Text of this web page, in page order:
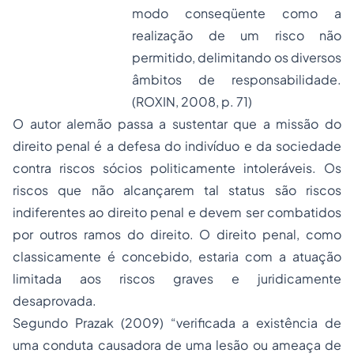
modo conseqüente como a
realização de um risco não
permitido, delimitando os diversos
âmbitos de responsabilidade.
(ROXIN, 2008, p. 71)
O autor alemão passa a sustentar que a missão do
direito penal é a defesa do indivíduo e da sociedade
contra riscos sócios politicamente intoleráveis. Os
riscos que não alcançarem tal status são riscos
indiferentes ao direito penal e devem ser combatidos
por outros ramos do direito. O direito penal, como
classicamente é concebido, estaria com a atuação
limitada aos riscos graves e juridicamente
desaprovada.
Segundo Prazak (2009) “verificada a existência de
uma conduta causadora de uma lesão ou ameaça de